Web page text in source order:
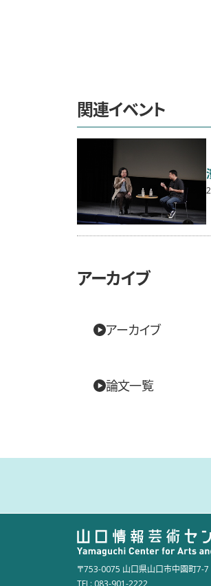
関連イベント
アーカイブ
アーカイブ
論文一覧
〒753-0075 山口県山口市中園町7-7
TEL: 083-901-2222